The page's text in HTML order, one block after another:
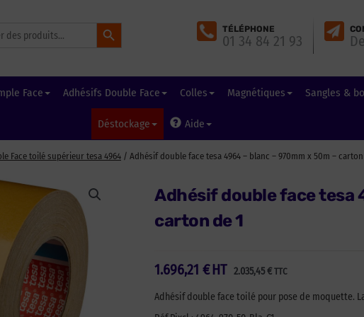
Search Button
TÉLÉPHONE
01 34 84 21 93
Face Adhésifs Double Face Colles Magnétiques Sangles &
Déstockage Aide
Face toilé supérieur tesa 4964 / Adhésif double face tesa 4964 – blanc – 970mm x 50m – carton
Adhésif double face tesa
carton de 1
1.696,21 € 2.035,45€ TTC
HT
Adhésif double face toilé pour pose de moquette.